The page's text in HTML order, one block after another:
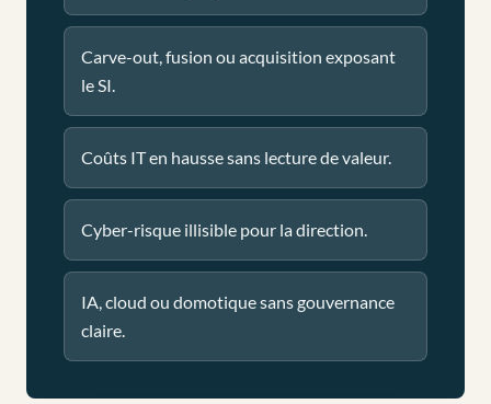
Carve-out, fusion ou acquisition exposant
le SI.
Coûts IT en hausse sans lecture de valeur.
Cyber-risque illisible pour la direction.
IA, cloud ou domotique sans gouvernance
claire.